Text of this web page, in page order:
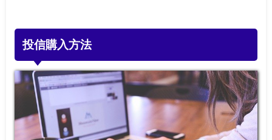
投信購入方法